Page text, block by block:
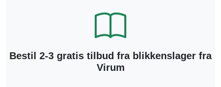
Bestil 2-3 gratis tilbud fra blikkenslager fra
Virum